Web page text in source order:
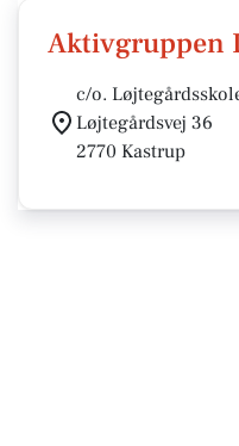
Aktivgruppen
c/o.
Løjtegårdsvej 36
2770 Kastrup